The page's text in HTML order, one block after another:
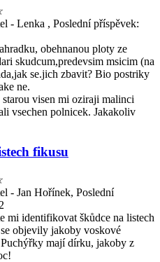
- Lenka , Poslední příspěvek:
obehnanou ploty ze
skudcum,predevsim msicim (na
se.jich zbavit? Bio postriky
ne.
visen mi oziraji malinci
vsechen polnicek. Jakakoliv
fikusu
- Jan Hořínek, Poslední
mi identifikovat škůdce na listech
objevily jakoby voskové
mají dírku, jakoby z